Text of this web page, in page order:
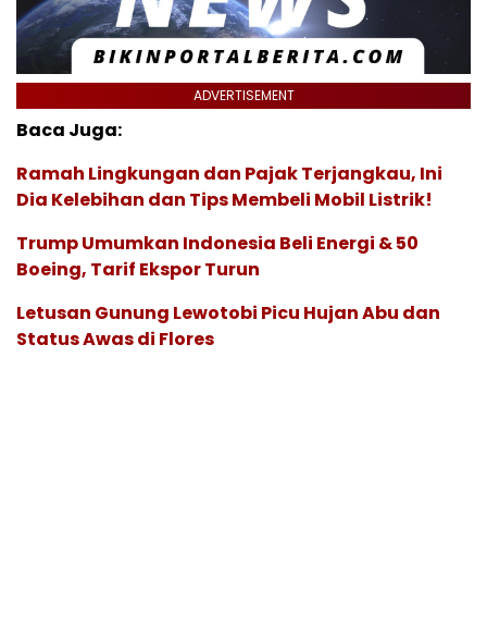
ADVERTISEMENT
Baca Juga:
Ramah Lingkungan dan Pajak Terjangkau, Ini
Dia Kelebihan dan Tips Membeli Mobil Listrik!
Trump Umumkan Indonesia Beli Energi & 50
Boeing, Tarif Ekspor Turun
Letusan Gunung Lewotobi Picu Hujan Abu dan
Status Awas di Flores